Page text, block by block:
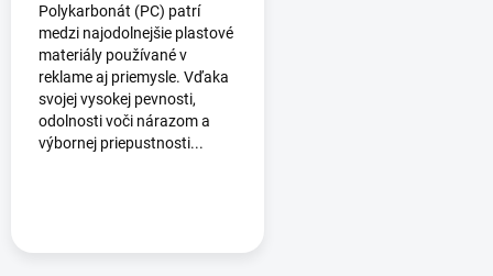
Polykarbonát (PC) patrí
medzi najodolnejšie plastové
materiály používané v
reklame aj priemysle. Vďaka
svojej vysokej pevnosti,
odolnosti voči nárazom a
výbornej priepustnosti...